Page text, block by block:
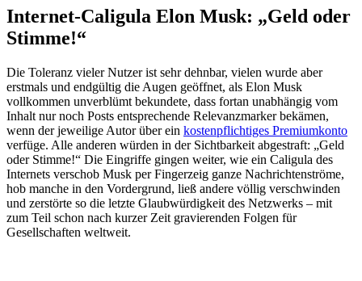
Internet-Caligula Elon Musk: „Geld oder
Stimme!“
Die Toleranz vieler Nutzer ist sehr dehnbar, vielen wurde aber
erstmals und endgültig die Augen geöffnet, als Elon Musk
vollkommen unverblümt bekundete, dass fortan unabhängig vom
Inhalt nur noch Posts entsprechende Relevanzmarker bekämen,
wenn der jeweilige Autor über ein kostenpflichtiges Premiumkonto
verfüge. Alle anderen würden in der Sichtbarkeit abgestraft: „Geld
oder Stimme!“ Die Eingriffe gingen weiter, wie ein Caligula des
Internets verschob Musk per Fingerzeig ganze Nachrichtenströme,
hob manche in den Vordergrund, ließ andere völlig verschwinden
und zerstörte so die letzte Glaubwürdigkeit des Netzwerks – mit
zum Teil schon nach kurzer Zeit gravierenden Folgen für
Gesellschaften weltweit.